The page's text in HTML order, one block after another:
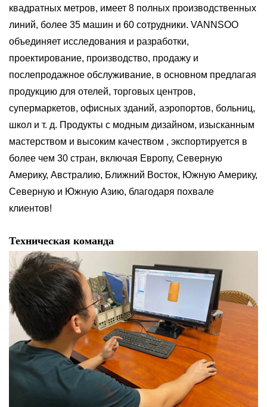
квадратных метров, имеет 8 полных производственных
линий, более 35 машин и 60 сотрудники. VANNSOO
объединяет исследования и разработки,
проектирование, производство, продажу и
послепродажное обслуживание, в основном предлагая
продукцию для отелей, торговых центров,
супермаркетов, офисных зданий, аэропортов, больниц,
школ и т. д. Продукты с модным дизайном, изысканным
мастерством и высоким качеством , экспортируется в
более чем 30 стран, включая Европу, Северную
Америку, Австралию, Ближний Восток, Южную Америку,
Северную и Южную Азию, благодаря похвале
клиентов!
Техническая команда